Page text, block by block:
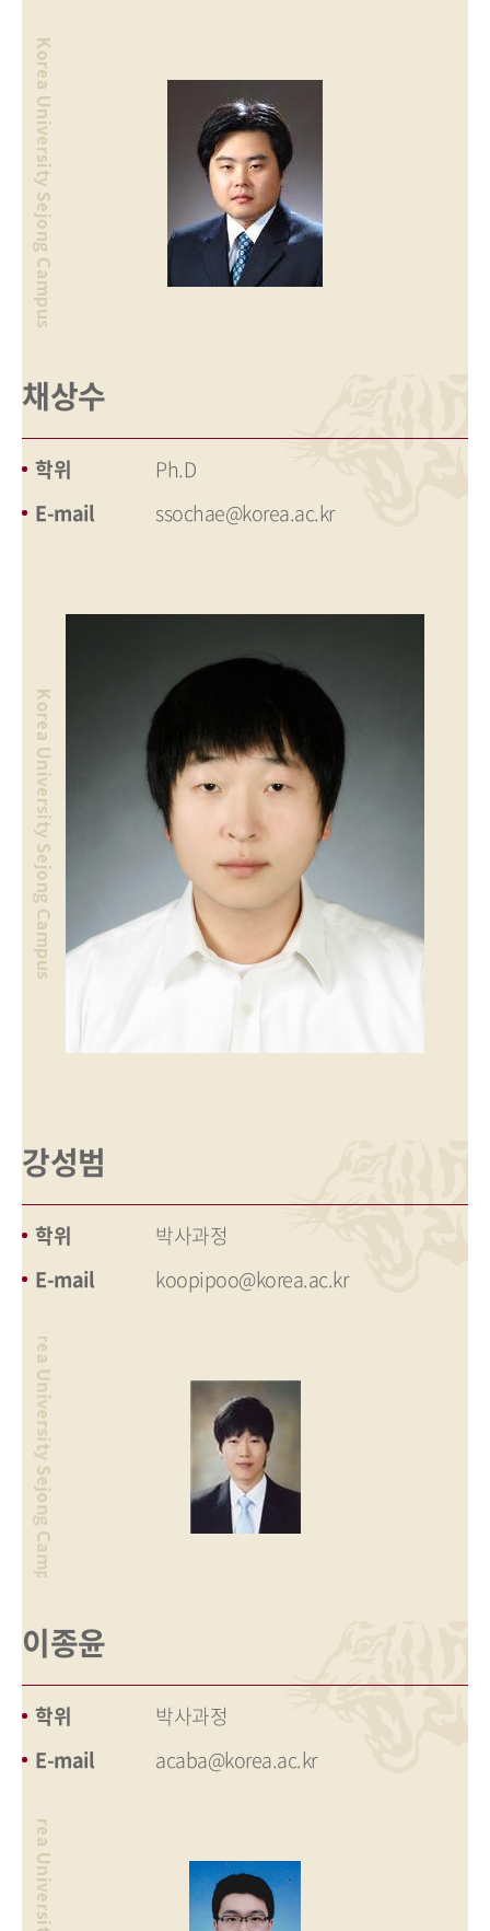
채상수
학위
Ph.D
E-mail
ssochae@korea.ac.kr
강성범
학위
박사과정
E-mail
koopipoo@korea.ac.kr
이종윤
학위
박사과정
E-mail
acaba@korea.ac.kr